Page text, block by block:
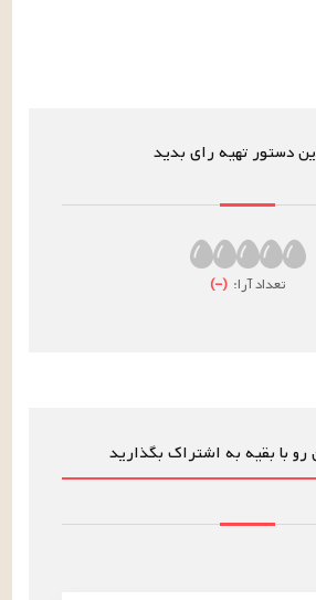
دستور تهیه رای بدید
تعداد آرا: (
–
)
رو با بقیه به اشتراک بگذارید